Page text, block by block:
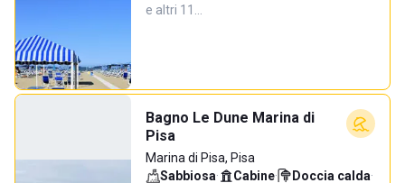
e altri 11…
Bagno Le Dune Marina di
Pisa
Marina di Pisa, Pisa
Sabbiosa· Cabine· Doccia calda·